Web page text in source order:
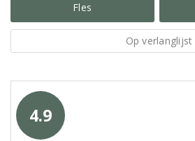
Fles
Op verlanglijst
4.9